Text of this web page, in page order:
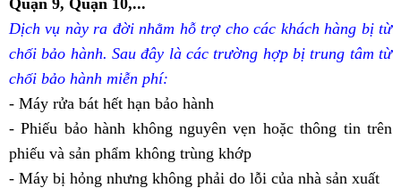
Dịch vụ này ra đời nhằm hỗ trợ cho các khách hàng bị từ
chối bảo hành. Sau đây là các trường hợp bị trung tâm từ
chối bảo hành miễn phí:
- Máy rửa bát hết hạn bảo hành
- Phiếu bảo hành không nguyên vẹn hoặc thông tin trên
phiếu và sản phẩm không trùng khớp
- Máy bị hỏng nhưng không phải do lỗi của nhà sản xuất